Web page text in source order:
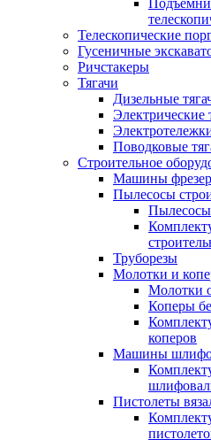
Телескопические
Гусеничные
Ричстакеры
Тягачи
Дизельные
Электрические
Поводковые
Строительное
Машины
Пылесосы
Пылесосы
Труборезы
Молотки и
Молотки
Коперы
коперов
Машины
Пистолеты